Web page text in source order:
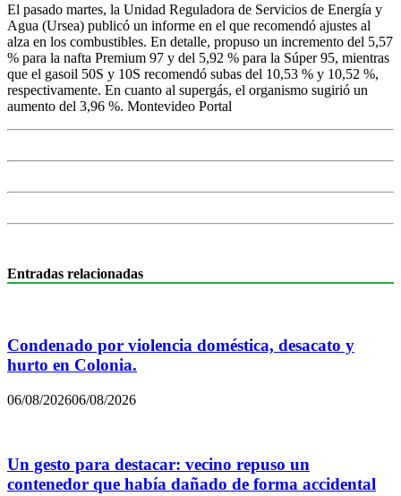
El pasado martes, la Unidad Reguladora de Servicios de Energía y
Agua (Ursea) publicó un informe en el que recomendó ajustes al
alza en los combustibles. En detalle, propuso un incremento del 5,57
% para la nafta Premium 97 y del 5,92 % para la Súper 95, mientras
que el gasoil 50S y 10S recomendó subas del 10,53 % y 10,52 %,
respectivamente. En cuanto al supergás, el organismo sugirió un
aumento del 3,96 %. Montevideo Portal
Entradas relacionadas
Condenado por violencia doméstica, desacato y
hurto en Colonia.
06/08/202606/08/2026
Un gesto para destacar: vecino repuso un
contenedor que había dañado de forma accidental